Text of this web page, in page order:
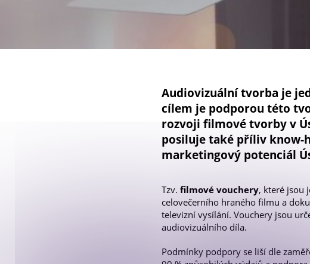
Galerie projektů
Audiovizuální tvorba je
cílem je podporou této
rozvoji filmové tvorby v
posiluje také příliv know-
marketingový potenciál
Tzv.filmové vouchery, které jsou
celovečerního hraného filmu a
televizní vysílání. Vouchery jsou
audiovizuálního díla.
Podmínky podpory se liší dle
90 % způsobilých výdajů a